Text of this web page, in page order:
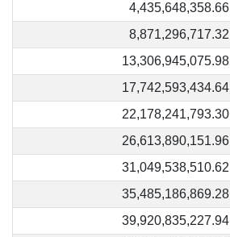
4,435,648,358.66
8,871,296,717.32
13,306,945,075.98
17,742,593,434.64
22,178,241,793.30
26,613,890,151.96
31,049,538,510.62
35,485,186,869.28
39,920,835,227.94